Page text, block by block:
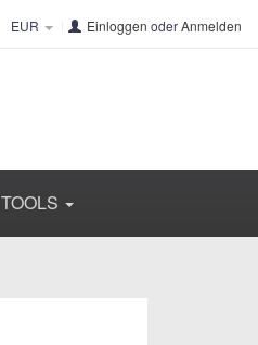
EUR Einloggen oderAnmelden
TOOLS